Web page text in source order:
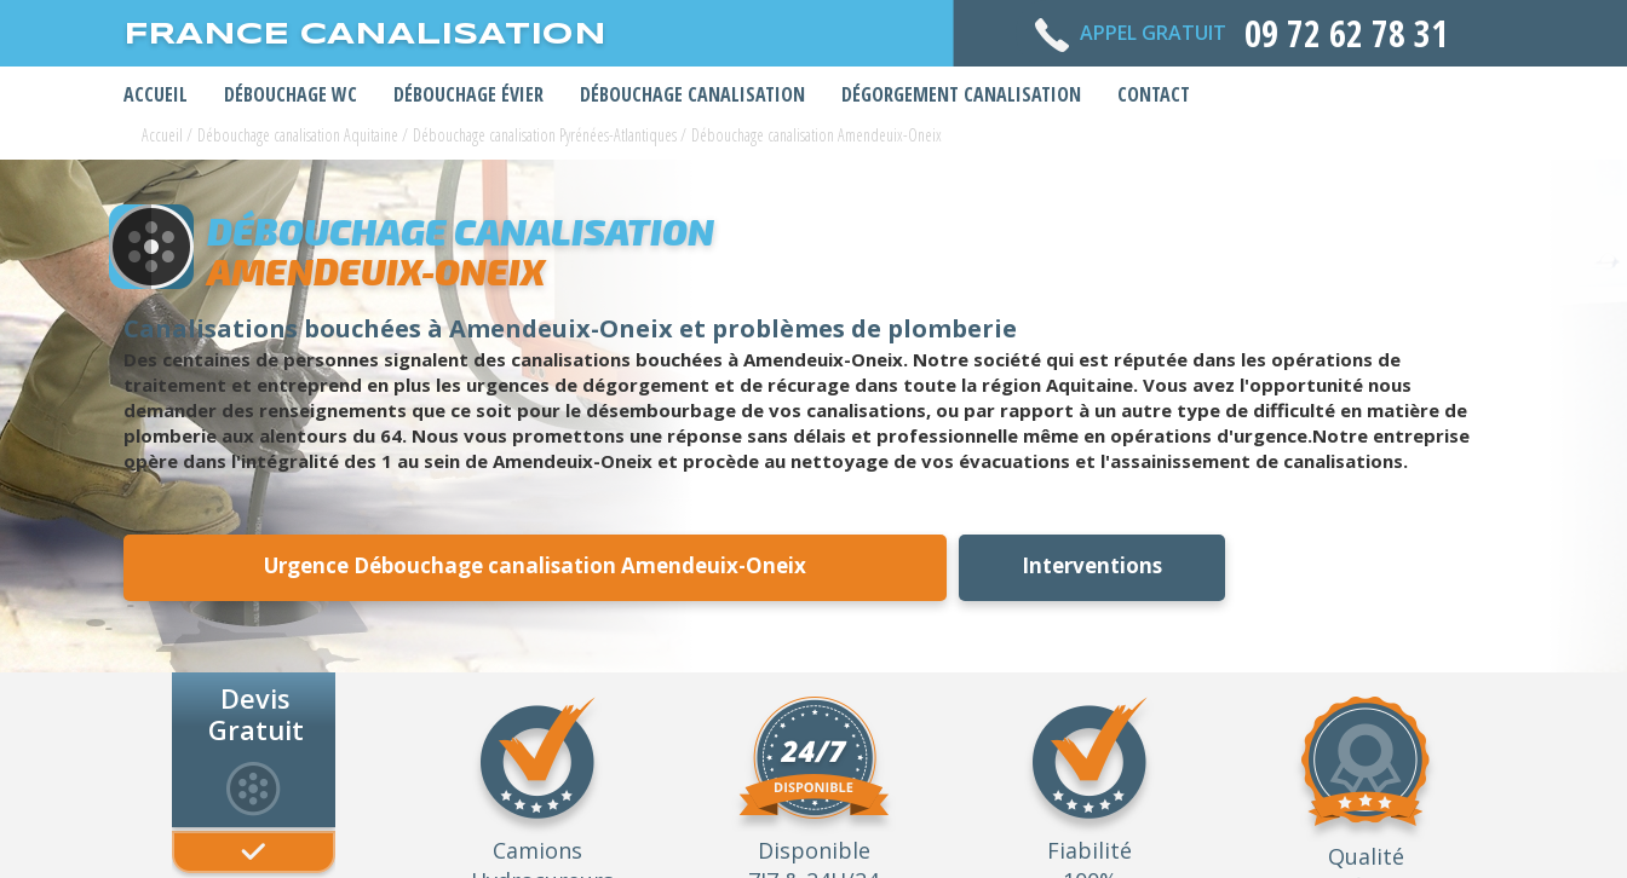
FRANCE CANALISATION APPEL GRATUIT 09 72 62 78 31
ACCUEIL DÉBOUCHAGE WC DÉBOUCHAGE ÉVIER DÉBOUCHAGE CANALISATION DÉGORGEMENT CANALISATION CONTACT
Accueil / Débouchage canalisation Aquitaine / Débouchage canalisation Pyrénées-Atlantiques/ Débouchage canalisation Amendeuix-Oneix
DÉBOUCHAGE CANALISATION
AMENDEUIX-ONEIX
Canalisations bouchées à Amendeuix-Oneix et problèmes de plomberie
Des centaines de personnes signalent des canalisations bouchées à Amendeuix-Oneix. Notre société qui est réputée dans les opérations de
traitement et entreprend en plus les urgences de dégorgement et de récurage dans toute la région Aquitaine. Vous avez l'opportunité nous
demander des renseignements que ce soit pour le désembourbage de vos canalisations, ou par rapport à un autre type de difficulté en matière de
plomberie aux alentours du 64. Nous vous promettons une réponse sans délais et professionnelle même en opérations d'urgence.Notre entreprise
opère dans l'intégralité des 1 au sein de Amendeuix-Oneix et procède au nettoyage de vos évacuations et l'assainissement de canalisations.
Urgence Débouchage canalisation Amendeuix-Oneix Interventions
Devis
Gratuit
Camions
Disponible
Fiabilité
Qualité